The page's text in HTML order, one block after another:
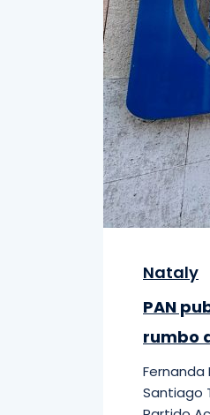
Nataly
PAN
rumbo
Santiago